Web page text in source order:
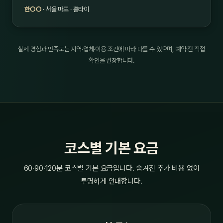
한○○ · 서울 마포 · 홈타이
실제 경험과 만족도는 지역·업체·이용 조건에 따라 다를 수 있으며, 예약 전 직접
확인을 권장합니다.
코스별 기본 요금
60·90·120분 코스별 기본 요금입니다. 숨겨진 추가 비용 없이
투명하게 안내합니다.